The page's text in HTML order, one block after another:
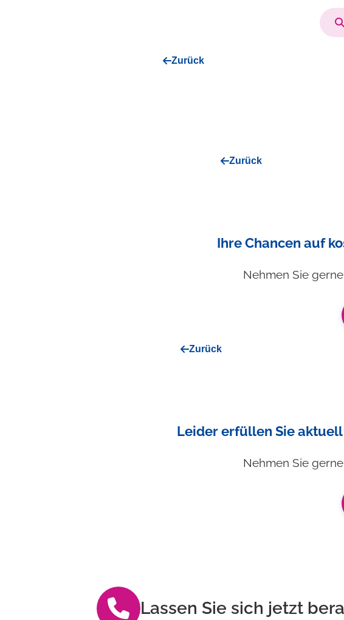
Zurück
Zurück
Ihre Chancen auf
Nehmen Sie
Zurück
Leider erfüllen Sie
Nehmen Sie
Lassen Sie sich jetzt